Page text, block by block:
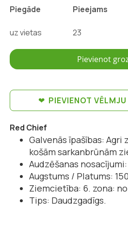
Piegāde Pieejams
uz vietas 23
Pievienot
PIEVIENOT
Red Chief
Galvenās īpašības: Agri
košām sarkanbrūnām
Audzēšanas nosacījumi:
Augstums / Platums:
Ziemcietība: 6. zona: no
Tips: Daudzgadīgs.